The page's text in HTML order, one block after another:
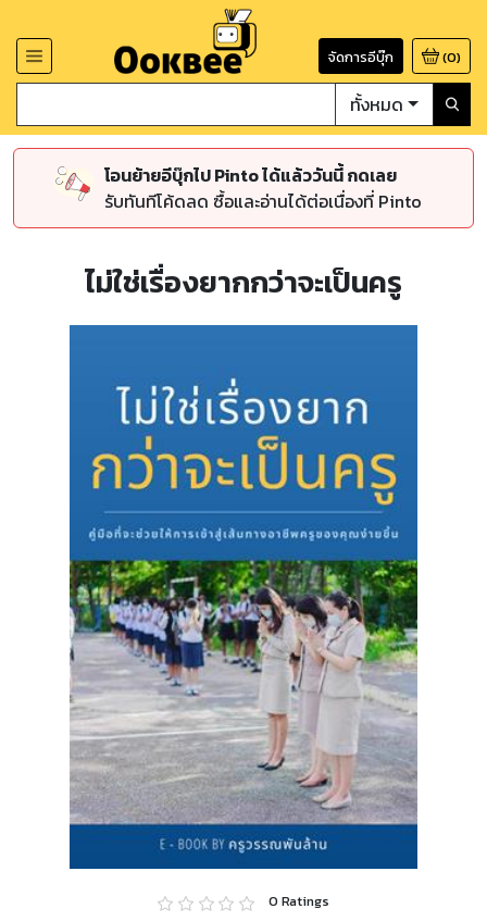
จัดการอีบุ๊ก (0)
ทั้งหมด
โอนย้ายอีบุ๊กไป Pinto ได้แล้ววันนี้ กดเลย
รับทันทีโค้ดลด ซื้อและอ่านได้ต่อเนื่องที่ Pinto
ไม่ใช่เรื่องยากกว่าจะเป็นครู
0 Ratings